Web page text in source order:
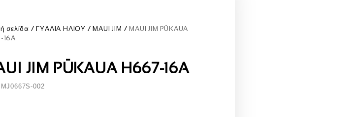
σελίδα ΓΥΑΛΙΑ ΗΛΙΟΥ MAUI JIM
MAUI JIM PŪKAUA
16A
JIM PŪKAUA H667-16A
002